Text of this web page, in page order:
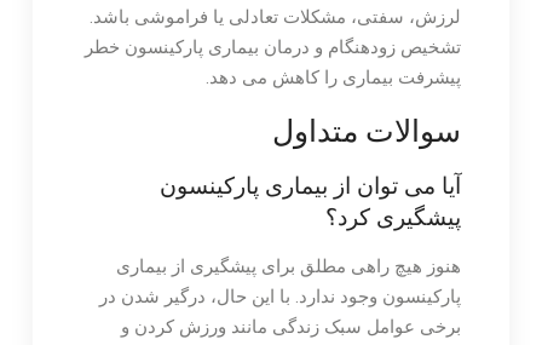
لرزش، سفتی، مشکلات تعادلی یا فراموشی باشد.
تشخیص زودهنگام و درمان بیماری پارکینسون خطر
پیشرفت بیماری را کاهش می دهد.
سوالات متداول
آیا می توان از بیماری پارکینسون
پیشگیری کرد؟
هنوز هیچ راهی مطلق برای پیشگیری از بیماری
پارکینسون وجود ندارد. با این حال، درگیر شدن در
برخی عوامل سبک زندگی مانند ورزش کردن و